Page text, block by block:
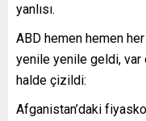
yanlısı.
ABD hemen hemen
yenile yenile geldi, var
halde çizildi:
Afganistan’daki